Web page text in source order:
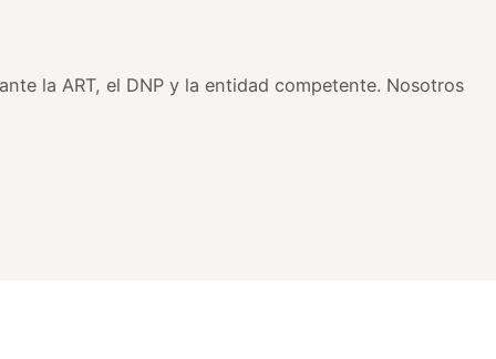
la ART, el DNP y la entidad competente. Nosotros